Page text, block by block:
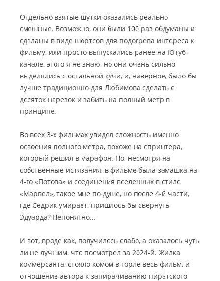
Отдельно взятые шутки оказались реально
смешные. Возможно, они были 100 раз обдуманы и
сделаны в виде шортсов для подогрева интереса к
фильму, или просто выпускались ранее на Ютуб-
канале, этого я не знаю, но они очень сильно
выделялись с остальной кучи, и, наверное, было бы
лучше традиционно для Любимова сделать с
десяток нарезок и забить на полный метр в
принципе.
Во всех 3-х фильмах увидел сложность именно
освоения полного метра, похоже на спринтера,
который решил в марафон. Но, несмотря на
собственные истязания, в фильме была замашка на
4-го «Потова» и соединения вселенных в стиле
«Марвел», такое мне по душе, но после 4-й части,
где Седрик умирает, пришлось бы свернуть
Эдуарда? Непонятно…
И вот, вроде как, получилось слабо, а оказалось чуть
ли не лучшим, что посмотрел за 2024-й. Жилка
коммерсанта, стояло комом в горле весь фильм, и
отношение автора к запирачиванию пиратского